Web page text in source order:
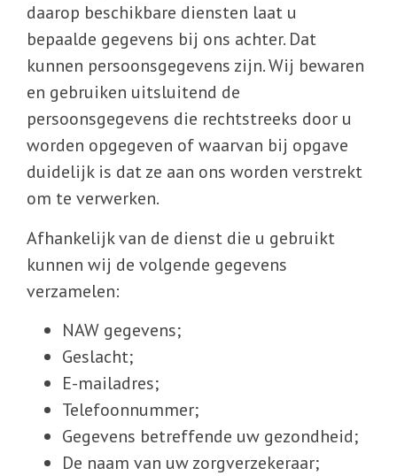
daarop beschikbare diensten laat u
bepaalde gegevens bij ons achter. Dat
kunnen persoonsgegevens zijn. Wij bewaren
en gebruiken uitsluitend de
persoonsgegevens die rechtstreeks door u
worden opgegeven of waarvan bij opgave
duidelijk is dat ze aan ons worden verstrekt
om te verwerken.
Afhankelijk van de dienst die u gebruikt
kunnen wij de volgende gegevens
verzamelen:
NAW gegevens;
Geslacht;
E-mailadres;
Telefoonnummer;
Gegevens betreffende uw gezondheid;
De naam van uw zorgverzekeraar;